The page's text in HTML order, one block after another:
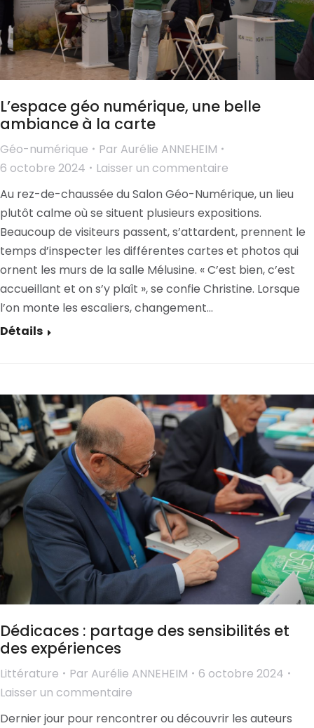
L’espace géo numérique, une belle
ambiance à la carte
Géo-numérique Par Aurélie ANNEHEIM
6 octobre 2024
Laisser un commentaire
Au rez-de-chaussée du Salon Géo-Numérique, un lieu
plutôt calme où se situent plusieurs expositions.
Beaucoup de visiteurs passent, s’attardent, prennent le
temps d’inspecter les différentes cartes et photos qui
ornent les murs de la salle Mélusine. « C’est bien, c’est
accueillant et on s’y plaît », se confie Christine. Lorsque
l’on monte les escaliers, changement…
Détails
Dédicaces : partage des sensibilités et
des expériences
Littérature Par Aurélie ANNEHEIM
6 octobre 2024
Laisser un commentaire
Dernier jour pour rencontrer ou découvrir les auteurs